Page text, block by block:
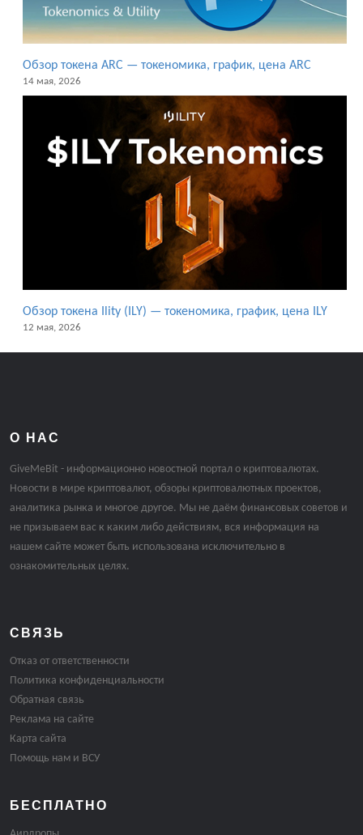
Обзор токена ARC — токеномика, график, цена ARC
14 мая, 2026
Обзор токена Ility (ILY) — токеномика, график, цена ILY
12 мая, 2026
О НАС
GiveMeBit - информационно новостной портал о криптовалютах.
Новости в мире криптовалют, обзоры криптовалютных проектов,
аналитика рынка и многое другое. Мы не даём финансовых советов и
не призываем вас к каким либо действиям, вся информация на
нашем сайте может быть использована исключительно в
ознакомительных целях.
СВЯЗЬ
Отказ от ответственности
Политика конфиденциальности
Обратная связь
Реклама на сайте
Карта сайта
Помощь нам и ВСУ
БЕСПЛАТНО